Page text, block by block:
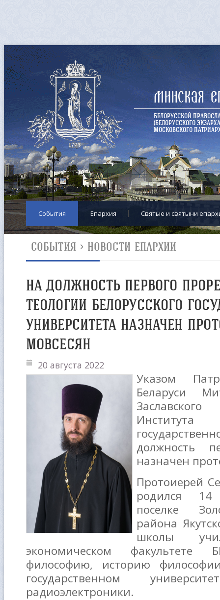
Минская
БЕЛОРУССКОЙ
(БЕЛОРУССКОГО
МОСКОВСКОГО
События Епархия Cвятые и святыни
СОБЫТИЯ > НОВОСТИ ЕПАРХИИ
НА ДОЛЖНОСТЬ ПЕРВОГО
ТЕОЛОГИИ БЕЛОРУССКОГО
УНИВЕРСИТЕТА НАЗНАЧЕН
МОВСЕСЯН
20 августа 2022
Указом
Беларуси
Института
должность
назначен
Протоиерей
родился
поселке
района
школы
экономическом факультете
философию, историю
государственном
радиоэлектроники.